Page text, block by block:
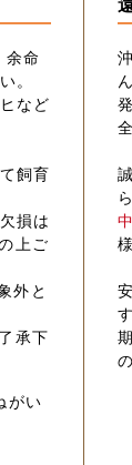
余命
。
など
飼育
損は
上ご
外と
承下
がい